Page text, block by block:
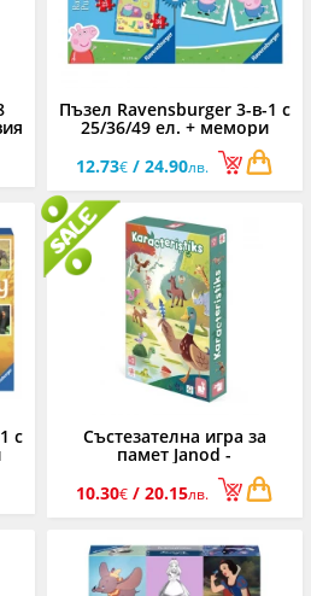
Пъзел Ravensburger 3-в-1 с
25/36/49 ел. + мемори
карти - Пепа Пиг
12.73€ / 24.90лв.
с Състезателна игра за
памет Janod -
Характеристики
10.30€ / 20.15лв.